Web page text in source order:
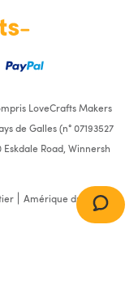
LoveCrafts Makers
de Galles (n° 07193527
Eskdale Road, Winnersh
Amérique du Nord